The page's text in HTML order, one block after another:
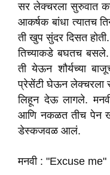
सर लेक्चरला सुरुवात
आकर्षक बांधा त्यातच
ती खुप सुंदर दिसत
तिच्याकडे बघतच बसले.
ती येऊन शौर्यच्या
प्रेसेंटी घेऊन लेक्चरला
लिहून देऊ लागले.
आणि नकळत तीच पेन
डेस्कजवळ आलं.
मनवी : "Excuse me"